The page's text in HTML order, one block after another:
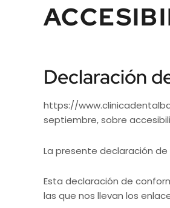
Declaración
https://
septiembre, sobre
La presente declaración
Esta declaración de
las que nos llevan los